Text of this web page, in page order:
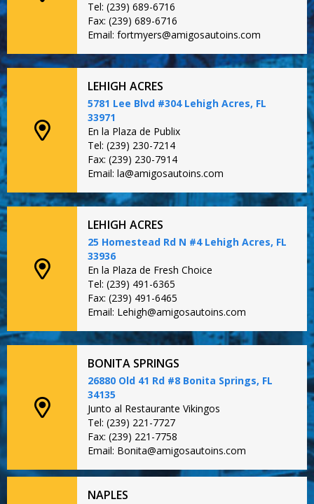
Tel: (239) 689-6716
Fax: (239) 689-6716
Email: fortmyers@amigosautoins.com
LEHIGH ACRES
5781 Lee Blvd #304 Lehigh Acres, FL
33971
En la Plaza de Publix
Tel: (239) 230-7214
Fax: (239) 230-7914
Email: la@amigosautoins.com
LEHIGH ACRES
25 Homestead Rd N #4 Lehigh Acres, FL
33936
En la Plaza de Fresh Choice
Tel: (239) 491-6365
Fax: (239) 491-6465
Email: Lehigh@amigosautoins.com
BONITA SPRINGS
26880 Old 41 Rd #8 Bonita Springs, FL
34135
Junto al Restaurante Vikingos
Tel: (239) 221-7727
Fax: (239) 221-7758
Email: Bonita@amigosautoins.com
NAPLES